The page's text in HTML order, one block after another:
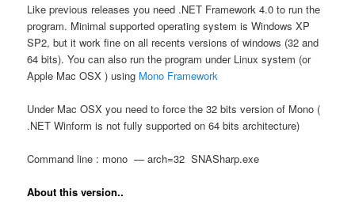
Like previous releases you need .NET Framework 4.0 to run the
program. Minimal supported operating system is Windows XP
SP2, but it work fine on all recents versions of windows (32 and
64 bits). You can also run the program under Linux system (or
Apple Mac OSX ) using Mono Framework
Under Mac OSX you need to force the 32 bits version of Mono (
.NET Winform is not fully supported on 64 bits architecture)
Command line : mono — arch=32 SNASharp.exe
About this version..